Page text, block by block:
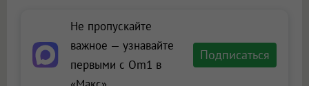
Не пропускайте
важное — узнавайте
первыми с Om1 в
Подписаться